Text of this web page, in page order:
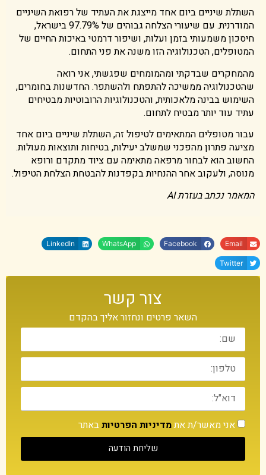
השתלת שיניים ביום אחד מייצגת את העתיד של רפואת השיניים
המודרנית. עם שיעורי הצלחה גבוהים של 97.79% בישראל,
חיסכון משמעותי בזמן ועלות, ושיפור דרמטי באיכות החיים של
המטופלים, הטכנולוגיה הזו משנה את פני התחום.
מהמחקרים שבדקתי ומהמומחים שפגשתי, אני רואה
שהטכנולוגיה ממשיכה להתפתח ולהשתפר. החדשנות בחומרים,
השימוש בבינה מלאכותית, והטכנולוגיות הרובוטיות מבטיחים
עתיד עוד יותר מבטיח לתחום.
עבור מטופלים המתאימים לטיפול זה, השתלת שיניים ביום אחד
מציעה פתרון מהפכני שמשלב יעילות, בטיחות ותוצאות מעולות.
החשוב הוא לבחור מרפאה מתאימה עם ציוד מתקדם ורופא
מנוסה, ולעקוב אחר ההנחיות בקפדנות להבטחת הצלחת הטיפול.
המאמר נכתב בעזרת AI
Email
Facebook
WhatsApp
LinkedIn
Twitter
צור קשר
השאר פרטים ונחזור אליך בהקדם
אני מאשר/ת אתמדיניות הפרטיותבאתר
שליחת הודעה